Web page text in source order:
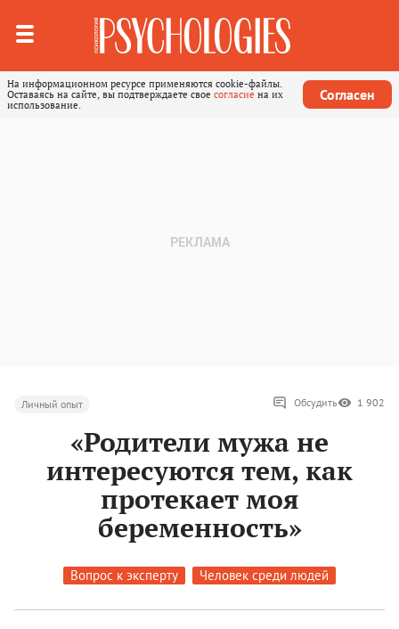
На информационном ресурсе применяются cookie-файлы.
Оставаясь на сайте, вы подтверждаете свое согласие на их
использование.
Согласен
Личный опыт Обсудить 1 902
«Родители мужа не
интересуются тем, как
протекает моя
беременность»
Вопрос к эксперту Человек среди людей